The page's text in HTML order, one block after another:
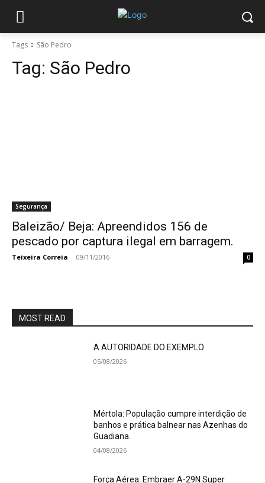
Tags São Pedro
Tag: São Pedro
Segurança
Baleizão/ Beja: Apreendidos 156 de
pescado por captura ilegal em barragem.
Teixeira Correia - 09/11/2016 0
MOST READ
A AUTORIDADE DO EXEMPLO
05/08/2026
Mértola: População cumpre interdição de
banhos e prática balnear nas Azenhas do
Guadiana.
04/08/2026
Força Aérea: Embraer A-29N Super